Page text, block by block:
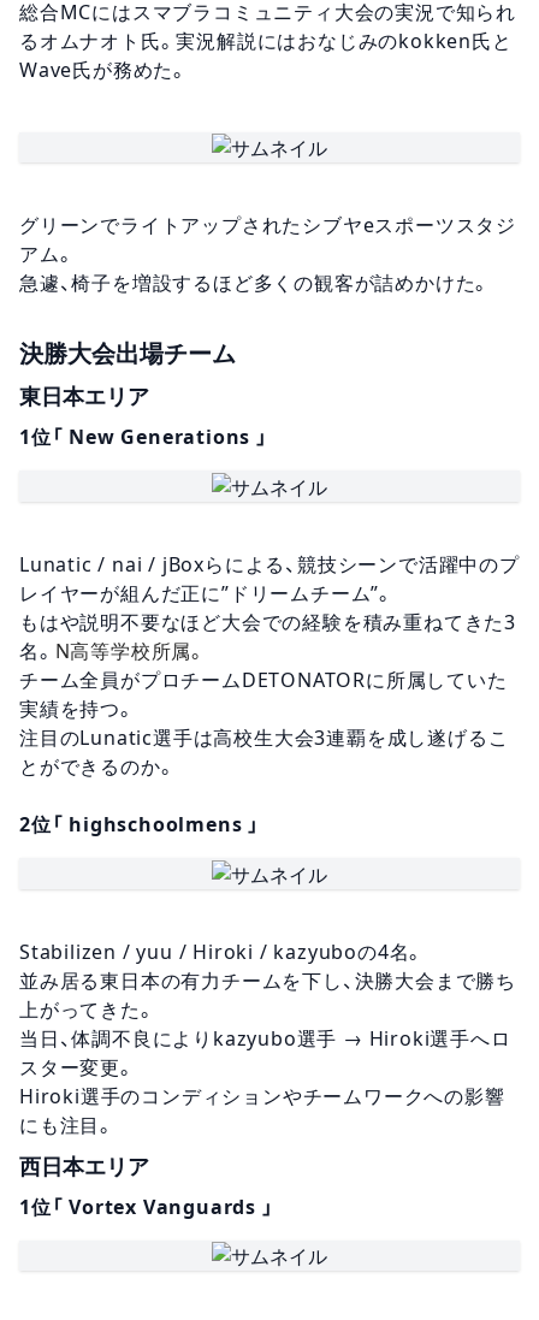
総合MCにはスマブラコミュニティ大会の実況で知られ
るオムナオト氏。実況解説にはおなじみのkokken氏と
Wave氏が務めた。
グリーンでライトアップされたシブヤeスポーツスタジ
アム。
急遽、椅子を増設するほど多くの観客が詰めかけた。
決勝大会出場チーム
東日本エリア
1位「 New Generations 」
Lunatic / nai / jBoxらによる、競技シーンで活躍中のプ
レイヤーが組んだ正に”ドリームチーム”。
もはや説明不要なほど大会での経験を積み重ねてきた3
名。 N高等学校所属。
チーム全員がプロチームDETONATORに所属していた
実績を持つ。
注目のLunatic選手は高校生大会3連覇を成し遂げるこ
とができるのか。
2位「 highschoolmens 」
Stabilizen / yuu / Hiroki / kazyuboの4名。
並み居る東日本の有力チームを下し、決勝大会まで勝ち
上がってきた。
当日、体調不良によりkazyubo選手 → Hiroki選手へロ
スター変更。
Hiroki選手のコンディションやチームワークへの影響
にも注目。
西日本エリア
1位「 Vortex Vanguards 」